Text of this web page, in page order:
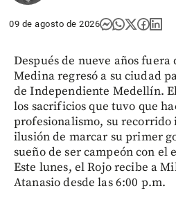
09 de agosto de 2026
Después de nueve años
Medina regresó a su ciudad
de Independiente Medellín.
los sacrificios que tuvo que
profesionalismo, su
ilusión de marcar su primer
sueño de ser campeón con el
Este lunes, el Rojo recibe a
Atanasio desde las 6:00 p.m.